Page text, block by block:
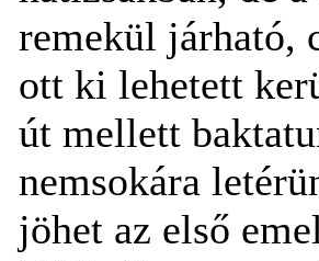
remekül járható,
ott ki lehetett
út mellett
nemsokára
jöhet az első